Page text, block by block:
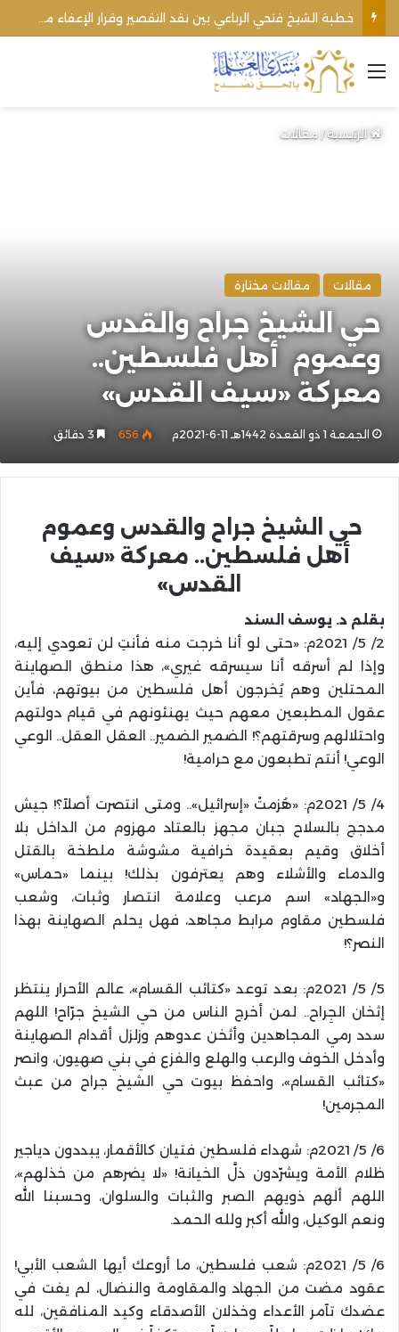
القائمة
الرئيسية/مقالات
مقالات مقالات مختارة
حي الشيخ جراح والقدس
وعموم ‏ أهل فلسطين..
معركة «سيف القدس»
الجمعة 1 ذو القعدة 1442هـ 11-6-2021م 656
حي الشيخ جراح والقدس وعموم ‏
أهل فلسطين.. معركة «سيف
القدس»
بقلم د. يوسف السند
2/ 5/ 2021م: «حتى لو أنا خرجت منه فأنتِ لن تعودي إليه،
وإذا لم أسرقه أنا سيسرقه غيري»، هذا منطق الصهاينة
المحتلين وهم يُخرجون أهل فلسطين من بيوتهم، فأين
عقول المطبعين معهم حيث يهنئونهم في قيام دولتهم
واحتلالهم وسرقتهم؟! الضمير الضمير.. العقل العقل.. الوعي
الوعي! أنتم تطبعون مع حرامية!
4/ 5/ 2021م: «هُزمتْ «إسرائيل».. ومتى انتصرت أصلاً؟! جيش
مدجج بالسلاح جبان مجهز بالعتاد مهزوم من الداخل بلا
أخلاق وقيم بعقيدة خرافية مشوشة ملطخة بالقتل
والدماء والأشلاء وهم يعترفون بذلك! بينما «حماس»
و«الجهاد» اسم مرعب وعلامة انتصار وثبات، وشعب
فلسطين مقاوم مرابط مجاهد، فهل يحلم الصهاينة بهذا
النصر؟!
5/ 5/ 2021م: ‏بعد توعد «كتائب القسام»، عالم الأحرار ينتظر
إثخان الجِراح.. لمن أخرج الناس من حي الشيخ جرّاح! اللهم
سدد رمي المجاهدين وأثخن عدوهم وزلزل أقدام الصهاينة
وأدخل الخوف والرعب والهلع والفزع في بني صهيون، وانصر
«كتائب القسام»، واحفظ بيوت حي الشيخ جراح من عبث
المجرمين!
6/ 5/ 2021م: شهداء فلسطين فتيان كالأقمار، يبددون دياجير
ظلام الأمة ويشرّدون ذلَّ الخيانة! «لا يضرهم من خذلهم»،
اللهم ألهم ذويهم الصبر والثبات والسلوان، وحسبنا الله
ونعم الوكيل، والله أكبر ولله الحمد.
6/ 5/ 2021م: شعب فلسطين، ما أروعك أيها الشعب الأبي!
عقود مضت من الجهاد والمقاومة والنضال، لم يفت في
عضدك تآمر الأعداء وخذلان الأصدقاء وكيد المنافقين، لله